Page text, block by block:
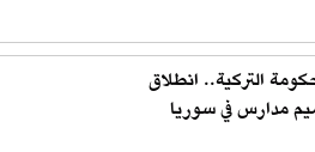
التركية.. انطلاق
مدارس في سوريا